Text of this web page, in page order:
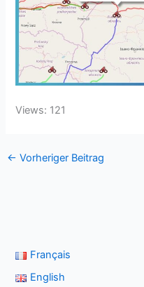
Views: 121
← Vorheriger Beitrag
Français
English